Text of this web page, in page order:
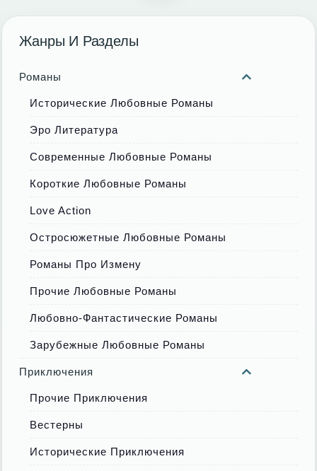
Жанры И Разделы
Романы
Исторические Любовные Романы
Эро Литература
Современные Любовные Романы
Короткие Любовные Романы
Love Action
Остросюжетные Любовные Романы
Романы Про Измену
Прочие Любовные Романы
Любовно-Фантастические Романы
Зарубежные Любовные Романы
Приключения
Прочие Приключения
Вестерны
Исторические Приключения